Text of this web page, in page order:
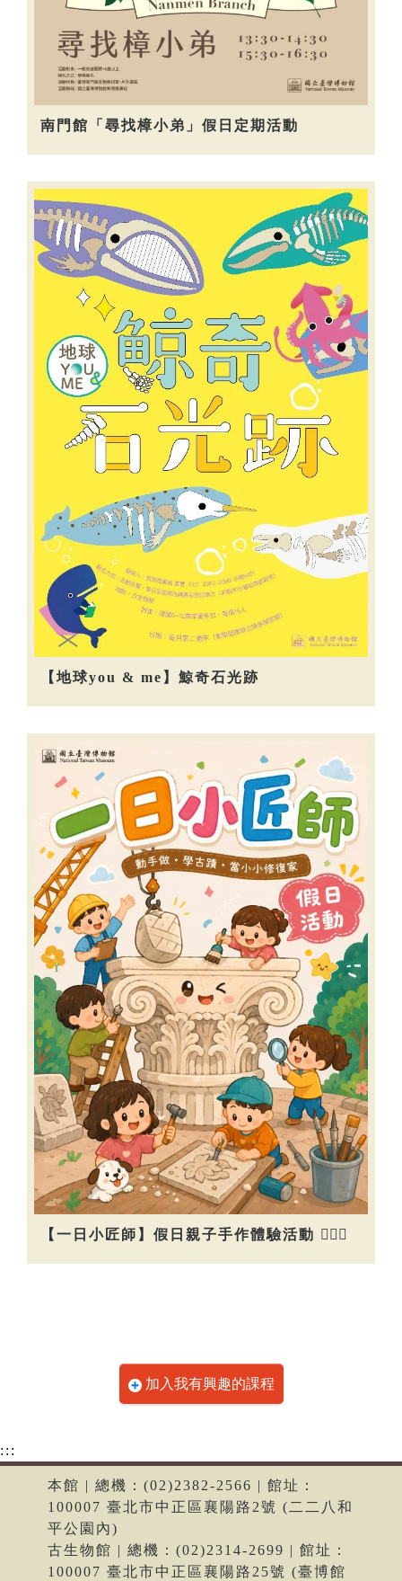
南門館「尋找樟小弟」假日定期活動
【地球you & me】鯨奇石光跡
【一日小匠師】假日親子手作體驗活動 👷🏻‍♀️
加入我有興趣的課程
:::
本館 | 總機：(02)2382-2566 | 館址：
100007 臺北市中正區襄陽路2號 (二二八和
平公園內)
古生物館 | 總機：(02)2314-2699 | 館址：
100007 臺北市中正區襄陽路25號 (臺博館